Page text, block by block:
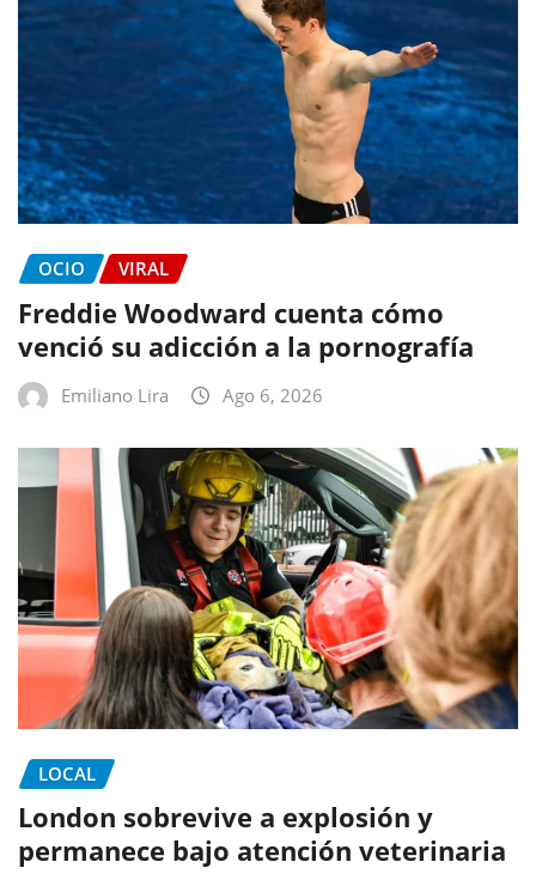
OCIO VIRAL
Freddie Woodward cuenta cómo
venció su adicción a la pornografía
Emiliano Lira Ago 6, 2026
LOCAL
London sobrevive a explosión y
permanece bajo atención veterinaria